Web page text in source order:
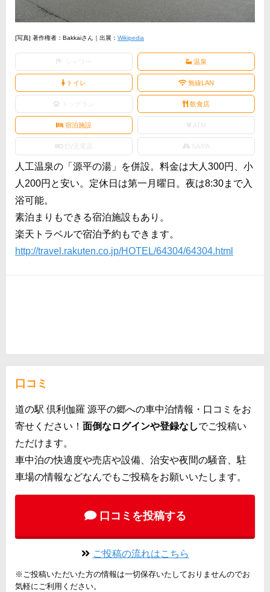
[写真] 著作権者：Bakkaiさん｜出展： Wikipedia
温泉
トイレ 無線LAN
ドッグラン 飲食店
宿泊施設 ATM
EV充電器 SA/PA
人工温泉の「源平の湯」を併設。料金は大人300円、小
人200円と安い。定休日は第一月曜日。夜は8:30まで入
浴可能。
素泊まりもできる宿泊施設もあり。
楽天トラベルで宿泊予約もできます。
http://travel.rakuten.co.jp/HOTEL/64304/64304.html
口コミ
道の駅 倶利伽羅 源平の郷への車中泊情報・口コミをお
寄せください！ 面倒なログインや登録なしでご投稿い
ただけます。
車中泊の快適度や売店や設備、治安や夜間の騒音、駐
車場の情報などなんでもご投稿をお願いいたします。
口コミを投稿する
ご投稿の流れはこちら
※ご投稿いただいた方の情報は一切保存いたしておりませんのでお
気軽にご利用ください。